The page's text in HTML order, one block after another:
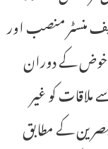
منسٹر منصب اور
خوض کے دوران
ملاقات کو غیر
کے مطابق